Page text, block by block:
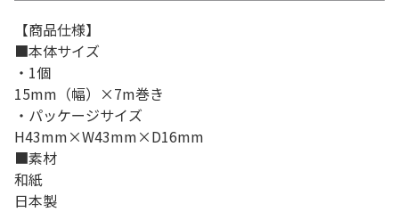
【商品仕様】
■本体サイズ
・1個
15mm（幅）×7m巻き
・パッケージサイズ
H43mm×W43mm×D16mm
■素材
和紙
日本製